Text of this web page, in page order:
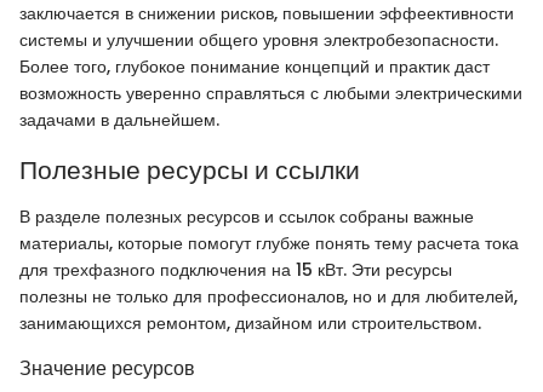
заключается в снижении рисков, повышении эффеективности
системы и улучшении общего уровня электробезопасности.
Более того, глубокое понимание концепций и практик даст
возможность уверенно справляться с любыми электрическими
задачами в дальнейшем.
Полезные ресурсы и ссылки
В разделе полезных ресурсов и ссылок собраны важные
материалы, которые помогут глубже понять тему расчета тока
для трехфазного подключения на 15 кВт. Эти ресурсы
полезны не только для профессионалов, но и для любителей,
занимающихся ремонтом, дизайном или строительством.
Значение ресурсов